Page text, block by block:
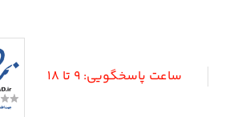
ساعت پاسخگویی: 9 تا 18